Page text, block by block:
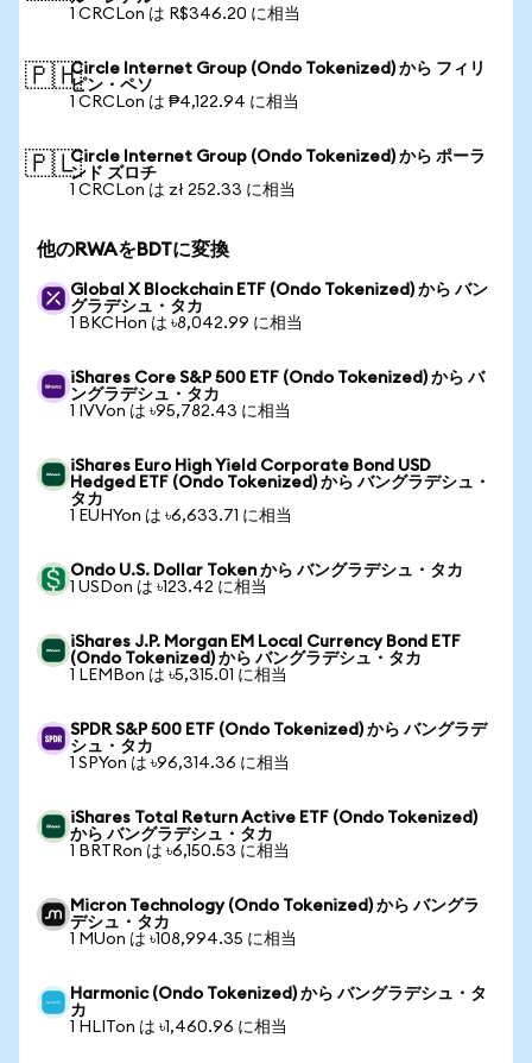
1 CRCLon は R$346.20 に相当
🇵🇭Circle Internet Group (Ondo Tokenized) から フィリ
ピン・ペソ
1 CRCLon は ₱4,122.94 に相当
🇵🇱Circle Internet Group (Ondo Tokenized) から ポーラ
ンド ズロチ
1 CRCLon は zł 252.33 に相当
他のRWAをBDTに変換
Global X Blockchain ETF (Ondo Tokenized) から バン
グラデシュ・タカ
1 BKCHon は ৳8,042.99 に相当
iShares Core S&P 500 ETF (Ondo Tokenized) から バ
ングラデシュ・タカ
1 IVVon は ৳95,782.43 に相当
iShares Euro High Yield Corporate Bond USD
Hedged ETF (Ondo Tokenized) から バングラデシュ・
タカ
1 EUHYon は ৳6,633.71 に相当
Ondo U.S. Dollar Token から バングラデシュ・タカ
1 USDon は ৳123.42 に相当
iShares J.P. Morgan EM Local Currency Bond ETF
(Ondo Tokenized) から バングラデシュ・タカ
1 LEMBon は ৳5,315.01 に相当
SPDR S&P 500 ETF (Ondo Tokenized) から バングラデ
シュ・タカ
1 SPYon は ৳96,314.36 に相当
iShares Total Return Active ETF (Ondo Tokenized)
から バングラデシュ・タカ
1 BRTRon は ৳6,150.53 に相当
Micron Technology (Ondo Tokenized) から バングラ
デシュ・タカ
1 MUon は ৳108,994.35 に相当
Harmonic (Ondo Tokenized) から バングラデシュ・タ
カ
1 HLITon は ৳1,460.96 に相当